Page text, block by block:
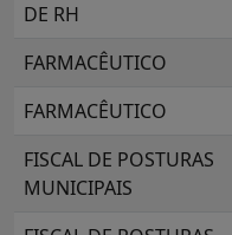
DE RH
FARMACÊUTICO
FARMACÊUTICO
FISCAL DE POSTURAS
MUNICIPAIS